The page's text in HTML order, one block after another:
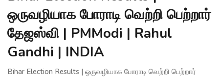
ஒருவழியாக போராடி வெற்றி பெற்றார்
தேஜஸ்வி | PMModi | Rahul
Gandhi | INDIA
Bihar Election Results | ஒருவழியாக போராடி வெற்றி பெற்றார்